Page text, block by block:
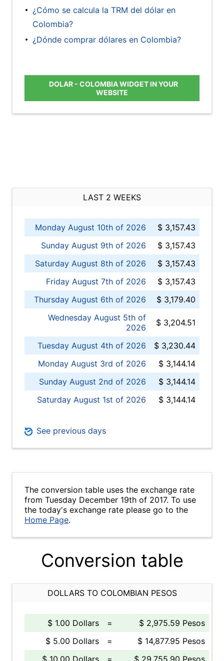
¿Cómo se calcula la TRM del dólar en
Colombia?
¿Dónde comprar dólares en Colombia?
DOLAR - COLOMBIA WIDGET IN YOUR
WEBSITE
LAST 2 WEEKS
Monday August 10th of 2026
$ 3,157.43
Sunday August 9th of 2026
$ 3,157.43
Saturday August 8th of 2026
$ 3,157.43
Friday August 7th of 2026
$ 3,157.43
Thursday August 6th of 2026
$ 3,179.40
Wednesday August 5th of
2026
$ 3,204.51
Tuesday August 4th of 2026
$ 3,230.44
Monday August 3rd of 2026
$ 3,144.14
Sunday August 2nd of 2026
$ 3,144.14
Saturday August 1st of 2026
$ 3,144.14
See previous days
The conversion table uses the exchange rate
from Tuesday December 19th of 2017. To use
the today's exchange rate please go to the
Home Page.
Conversion table
DOLLARS TO COLOMBIAN PESOS
$ 1.00 Dollars =
$ 2,975.59 Pesos
$ 5.00 Dollars
=
$ 14,877.95 Pesos
$ 10.00 Dollars
=
$ 29,755.90 Pesos